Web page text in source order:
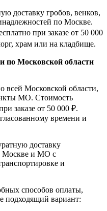
доставку гробов, венков,
по Москве.
при заказе от 50 000
храм или на кладбище.
по Московской области
всей Московской области,
МО. Стоимость
заказе от 50 000 ₽.
времени и
доставку
Москве и МО с
и
способов оплаты,
подходящий вариант: